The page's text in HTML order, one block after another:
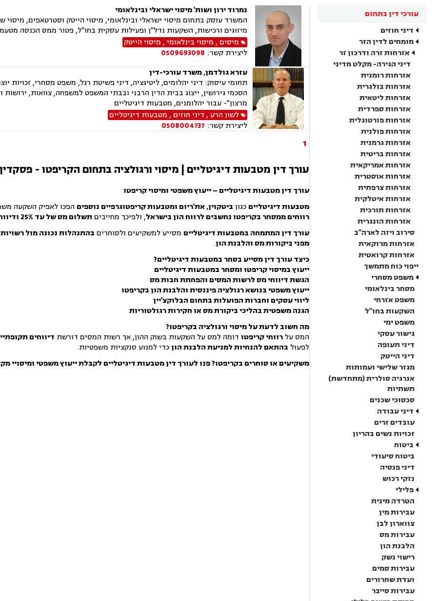
עורכי דין בתחום
דיני חוזים
מומחים לדין הזר
אזרחות זרה ודרכון זר
דיני הגירה- מקלט מדיני
אזרחות רומנית
אזרחות בולגרית
אזרחות ליטאית
אזרחות ספרדית
אזרחות פורטוגלית
אזרחות פולנית
אזרחות גרמנית
אזרחות בריטית
אזרחות אמריקאית
אזרחות אוסטרית
אזרחות צרפתית
אזרחות איטלקית
אזרחות תורכית
אזרחות הונגרית
סירוב ויזה לארה"ב
אזרחות מרוקאית
אזרחות קרואטית
ייפוי כוח מתמשך
משפט מסחרי
מסחר בינלאומי
משפט אזרחי
השקעות בחו"ל
משפט ימי
גישור עסקי
דיני תעופה
דיני הייטק
מגזר שלישי ועמותות
אנרגיה סולרית (מתחדשת)
תשתיות
סכסוכי שכנים
דיני עבודה
עובדים זרים
זכויות נשים בהריון
ביטוח
ביטוח סיעודי
דיני פנסיה
נזקי רכוש
פלילי
הטרדה מינית
עבירות מין
צווארון לבן
עבירות מס
הלבנת הון
רישוי נשק
עבירות סמים
ועדת שחרורים
עבירות סייבר
נמרוד ירון ושות' מיסוי ישראלי ובינלאומי
המשרד עוסק בתחום מיסוי ישראלי ובינלאומי, מיסוי הייטק וסטרטאפים, מיסוי
מיזוגים ורכישות, השקעות נדל"ן ופעילות עסקית בחו"ל, פטור ממס הכנסה
מיסים , מיסוי בינלאומי, מיסוי הייטק
ליצירת קשר: 0509693098
עזרא גולדמן, משרד עורכי-דין
תחומי עיסוק: דיני יהלומים, ליטיגציה, דיני פשיטת רגל, משפט מסחרי, זכויות
הסכמי גירושין, ייצוג בבית הדין הרבני ובבתי המשפט למשפחה, צוואות,
מרצון"- עבור יהלומנים, מטבעות דיגיטליים
לשון הרע , דיני חוזים , מטבעות דיגיטליים
ליצירת קשר: 0508004737
1
עורך דין מטבעות דיגיטליים | מיסוי ורגולציה בתחום הקריפטו - פסקדין
עורך דין מטבעות דיגיטליים – ייעוץ משפטי ומיסוי קריפטו
מטבעות דיגיטליים כגון ביטקוין, את'ריום ומטבעות קריפטוגרפיים נוספים הפכו לאפיק השקעה
רווחים ממסחר בקריפטו נחשבים לרווח הון בישראל, ולפיכך מחייבים תשלום מס של עד 25% ודיווח לרשות המסים
עורך דין המתמחה במטבעות דיגיטליים מסייע למשקיעים ולסוחרים בהתנהלות נכונה מול
מפני ביקורות מס והלבנת הון.
כיצד עורך דין מסייע בסחר במטבעות דיגיטליים?
ייעוץ במיסוי קריפטו ומסחר במטבעות דיגיטליים
הגשת דיווחי מס לרשות המסים והפחתת חבות מס
ייעוץ משפטי בנושא רגולציה פיננסית והלבנת הון בקריפטו
ליווי עסקים וחברות הפועלות בתחום הבלוקצ'יין
הגנה משפטית בהליכי ביקורת מס או חקירות רגולטוריות
מה חשוב לדעת על מיסוי ורגולציה בקריפטו?
המס על רווחי קריפטו דומה למס על השקעות בשוק ההון, אך רשות המסים דורשת דיווחים
לפעול בהתאם להנחיות למניעת הלבנת הוןכדי למנוע סנקציות משפטיות.
משקיעים או סוחרים בקריפטו? פנו לעורך דין מטבעות דיגיטליים לקבלת ייעוץ משפטי ומיסויי